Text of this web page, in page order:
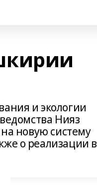
и экологии
Нияз
новую систему
о реализации в